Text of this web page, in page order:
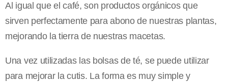
Al igual que el café, son productos orgánicos que
sirven perfectamente para abono de nuestras plantas,
mejorando la tierra de nuestras macetas.
Una vez utilizadas las bolsas de té, se puede utilizar
para mejorar la cutis. La forma es muy simple y